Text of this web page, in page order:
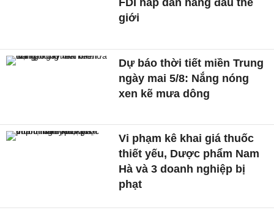
FDI hấp dẫn hàng đầu thế
giới
Dự báo thời tiết miền Trung
ngày mai 5/8: Nắng nóng
xen kẽ mưa dông
Vi phạm kê khai giá thuốc
thiết yếu, Dược phẩm Nam
Hà và 3 doanh nghiệp bị
phạt